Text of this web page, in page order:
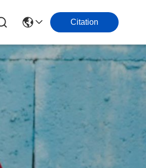
Citation